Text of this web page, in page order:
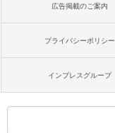
広告掲載のご案内
プライバシーポリシー
インプレスグループ